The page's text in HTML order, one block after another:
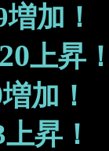
増加！
上昇
増加！
上昇！